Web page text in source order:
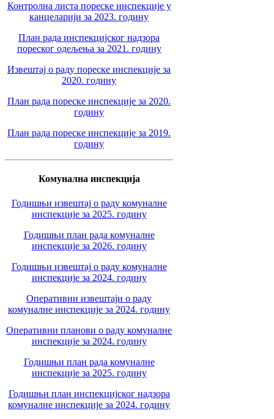
Контролна листа пореске инспекције у
канцеларији за 2023. годину
План рада инспекцијског надзора
пореског одељења за 2021. годину
Извештај о раду пореске инспекције за
2020. годину
План рада пореске инспекције за 2020.
годину
План рада пореске инспекције за 2019.
годину
Комунална инспекција
Годишњи извештај о раду комуналне
инспекције за 2025. годину
Годишњи план рада комуналне
инспекције за 2026. годину
Годишњи извештај о раду комуналне
инспекције за 2024. годину
Оперативни извештаји о раду
комуналне инспекције за 2024. годину
Оперативни планови о раду комуналне
инспекције за 2024. годину
Годишњи план рада комуналне
инспекције за 2025. годину
Годишњи план инспекцијског надзора
комуналне инспекције за 2024. годину